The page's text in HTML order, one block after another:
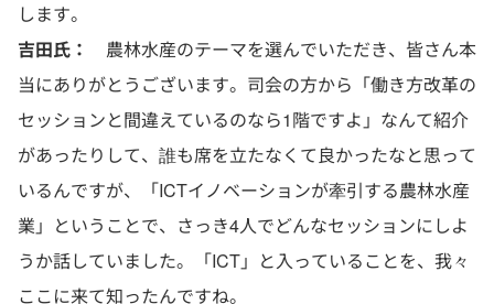
します。
吉田氏：
農林水産のテーマを選んでいただき、皆さん本
当にありがとうございます。司会の方から「働き方改革の
セッションと間違えているのなら1階ですよ」なんて紹介
があったりして、誰も席を立たなくて良かったなと思って
いるんですが、「ICTイノベーションが牽引する農林水産
業」ということで、さっき4人でどんなセッションにしよ
うか話していました。「ICT」と入っていることを、我々
ここに来て知ったんですね。